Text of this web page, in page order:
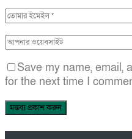
Save my name, email,
for the next time I